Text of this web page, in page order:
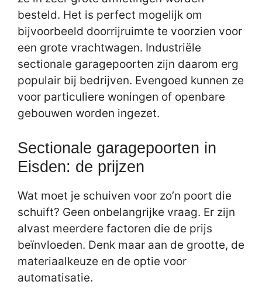
besteld. Het is perfect mogelijk om
bijvoorbeeld doorrijruimte te voorzien voor
een grote vrachtwagen. Industriële
sectionale garagepoorten zijn daarom erg
populair bij bedrijven. Evengoed kunnen ze
voor particuliere woningen of openbare
gebouwen worden ingezet.
Sectionale garagepoorten in
Eisden: de prijzen
Wat moet je schuiven voor zo’n poort die
schuift? Geen onbelangrijke vraag. Er zijn
alvast meerdere factoren die de prijs
beïnvloeden. Denk maar aan de grootte, de
materiaalkeuze en de optie voor
automatisatie.